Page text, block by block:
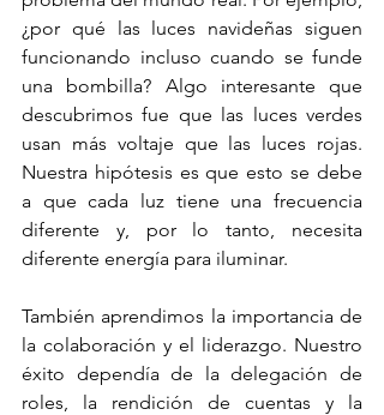
¿por qué las luces navideñas siguen
funcionando incluso cuando se funde
una bombilla? Algo interesante que
descubrimos fue que las luces verdes
usan más voltaje que las luces rojas.
Nuestra hipótesis es que esto se debe
a que cada luz tiene una frecuencia
diferente y, por lo tanto, necesita
diferente energía para iluminar.
También aprendimos la importancia de
la colaboración y el liderazgo. Nuestro
éxito dependía de la delegación de
roles, la rendición de cuentas y la